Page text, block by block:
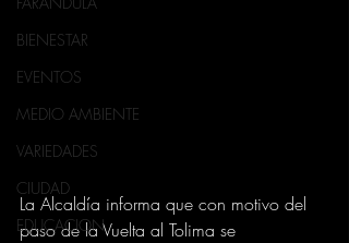
BIENESTAR
EVENTOS
MEDIO AMBIENTE
VARIEDADES
CIUDAD
EDUCACION
La Alcaldía informa que con motivo del
paso de la Vuelta al Tolima se